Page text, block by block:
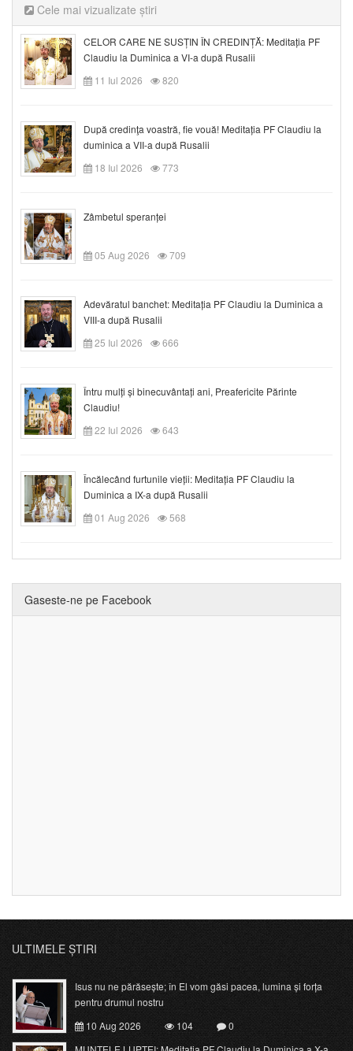
Cele mai vizualizate știri
CELOR CARE NE SUSȚIN ÎN CREDINȚĂ: Meditația PF
Claudiu la Duminica a VI-a după Rusalii
11 Iul 2026
820
După credinţa voastră, fie vouă! Meditația PF Claudiu la
duminica a VII-a după Rusalii
18 Iul 2026
773
Zâmbetul speranței
05 Aug 2026 709
Adevăratul banchet: Meditația PF Claudiu la Duminica a
VIII-a după Rusalii
25 Iul 2026
666
Întru mulți și binecuvântați ani, Preafericite Părinte
Claudiu!
22 Iul 2026
643
Încălecând furtunile vieții: Meditația PF Claudiu la
Duminica a IX-a după Rusalii
01 Aug 2026
568
Gaseste-ne pe Facebook
ULTIMELE ȘTIRI
Isus nu ne părăsește; în El vom găsi pacea, lumina și forța
pentru drumul nostru
10 Aug 2026
104
0